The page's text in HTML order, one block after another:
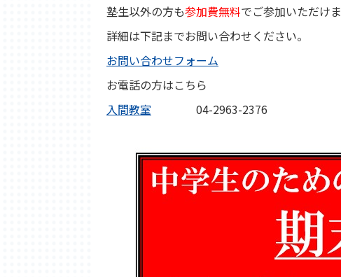
塾生以外の方も参加費無料でご参加いただけ
詳細は下記までお問い合わせください。
お問い合わせフォーム
お電話の方はこちら
入間教室 04-2963-2376